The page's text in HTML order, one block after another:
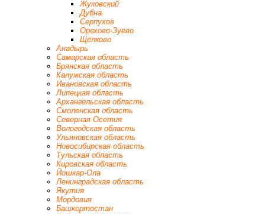
Жуковский
Дубна
Серпухов
Орехово-Зуево
Щёлково
Анадырь
Самарская область
Брянская область
Калужская область
Ивановская область
Липецкая область
Архангельская область
Смоленская область
Северная Осетия
Вологодская область
Ульяновская область
Новосибирская область
Тульская область
Кировская область
Йошкар-Ола
Ленинградская область
Якутия
Мордовия
Башкортостан